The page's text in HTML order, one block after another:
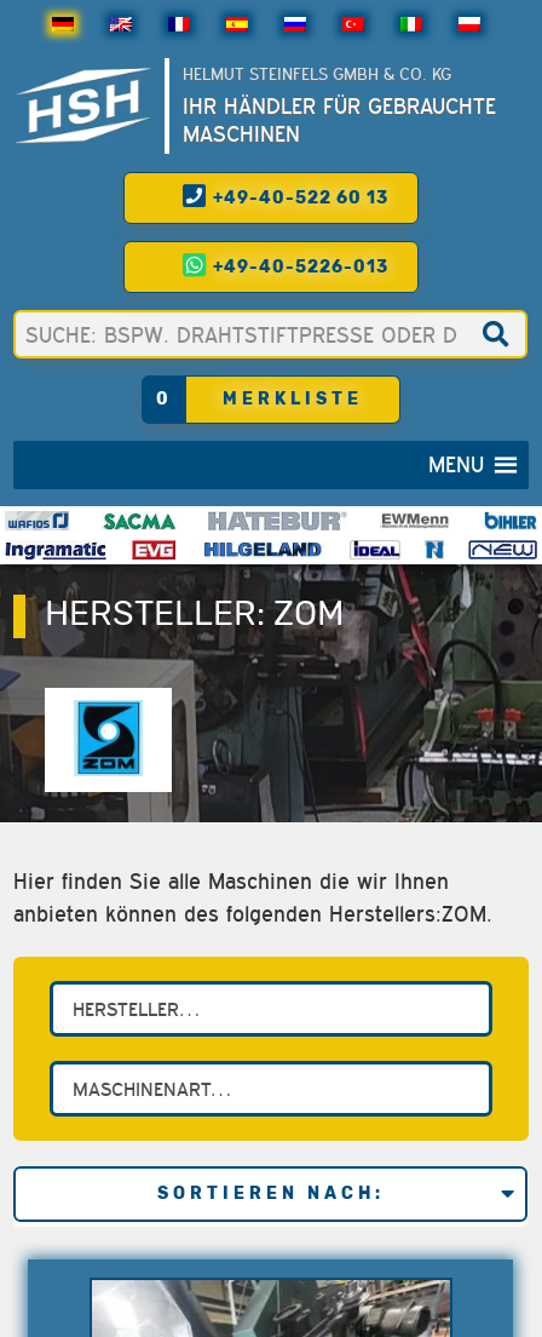
HELMUT STEINFELS GMBH & CO. KG
IHR HÄNDLER FÜR GEBRAUCHTE
MASCHINEN
+49-40-522 60 13
+49-40-5226-013
0 MERKLISTE
MENU
HERSTELLER:ZOM
Hier finden Sie alle Maschinen die wir Ihnen
anbieten können des folgenden Herstellers:ZOM.